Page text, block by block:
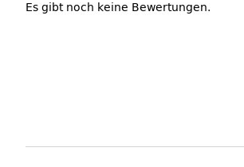
Es gibt noch keine Bewertungen.